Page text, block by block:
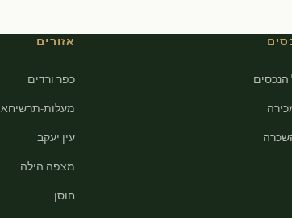
הנכסים
אזורים
כפר ורדים
מעלות-תרשיחא
עין יעקב
מצפה הילה
חוסן